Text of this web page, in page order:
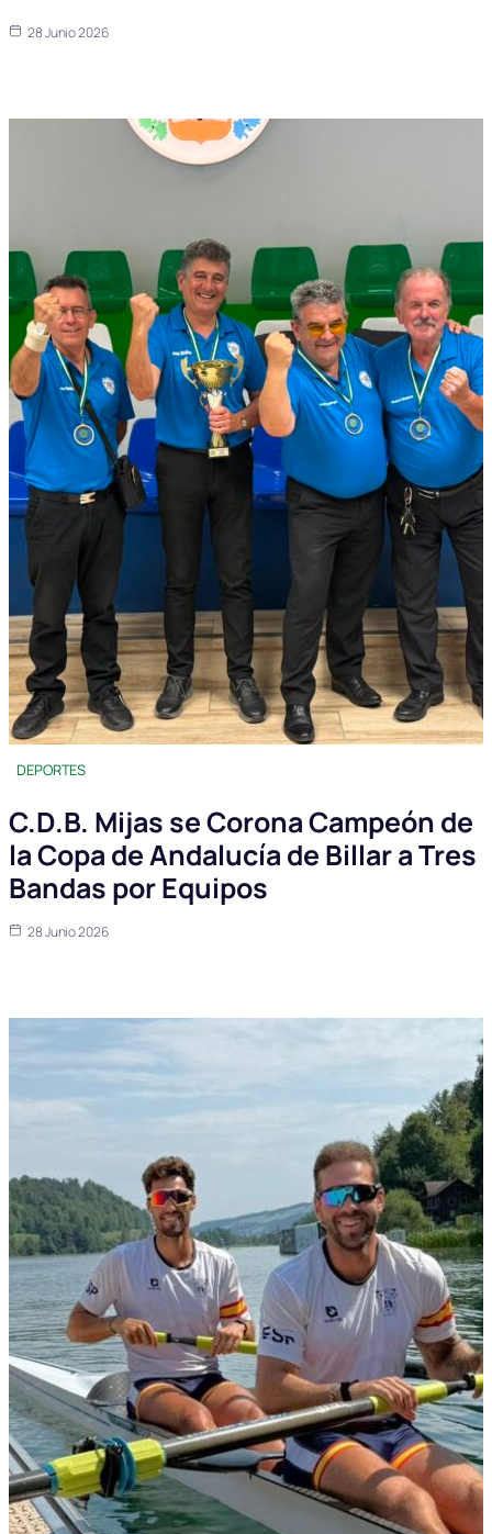
28 Junio 2026
DEPORTES
C.D.B. Mijas se Corona Campeón de
la Copa de Andalucía de Billar a Tres
Bandas por Equipos
28 Junio 2026